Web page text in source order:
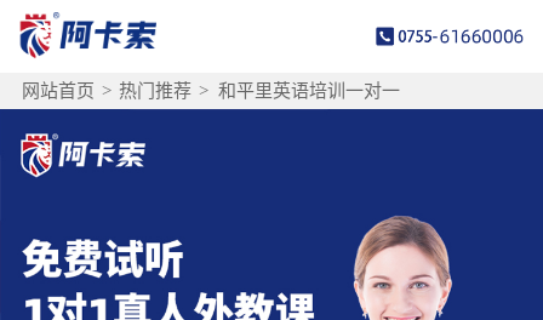
网站首页 > 热门推荐 > 和平里英语培训一对一